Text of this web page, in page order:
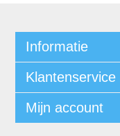
Informatie
Klantenservice
Mijn account